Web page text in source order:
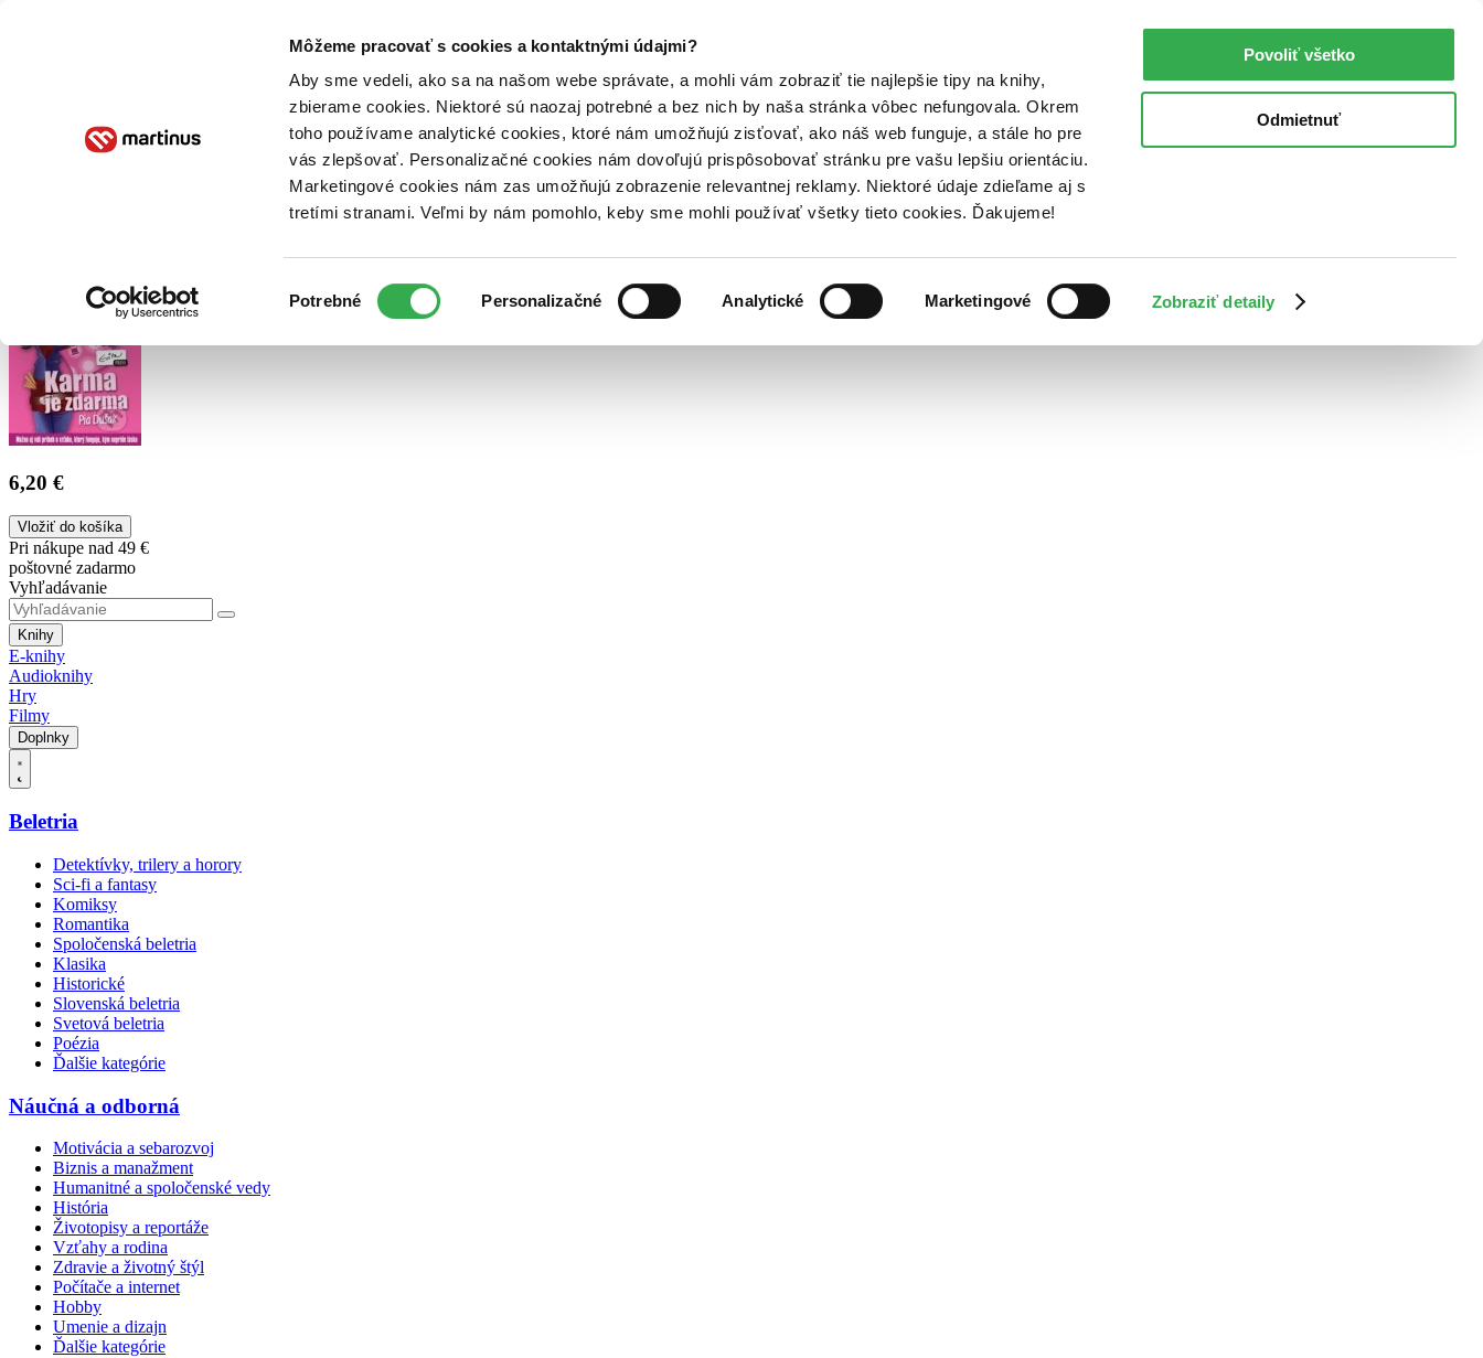
Môžeme pracovať s cookies a kontaktnými údajmi?
Aby sme vedeli, ako sa na našom webe správate, a mohli vám zobraziť tie najlepšie tipy na knihy,
zbierame cookies. Niektoré sú naozaj potrebné a bez nich by naša stránka vôbec nefungovala. Okrem
toho používame analytické cookies, ktoré nám umožňujú zisťovať, ako náš web funguje, a stále ho pre
vás zlepšovať. Personalizačné cookies nám dovoľujú prispôsobovať stránku pre vašu lepšiu orientáciu.
Marketingové cookies nám zas umožňujú zobrazenie relevantnej reklamy. Niektoré údaje zdieľame aj s
tretími stranami. Veľmi by nám pomohlo, keby sme mohli používať všetky tieto cookies. Ďakujeme!
súhlasu
Potrebné Personalizačné Analytické Marketingové Zobraziť detaily
Povoliť všetko
Odmietnuť
Poukážky Kontakt
6,20 €
Vložiť do košíka
Pri nákupe nad 49 €
poštovné zadarmo
Vyhľadávanie
Knihy
E-knihy
Audioknihy
Hry
Filmy
Doplnky
Beletria
Detektívky, trilery a horory
Sci-fi a fantasy
Komiksy
Romantika
Spoločenská beletria
Klasika
Historické
Slovenská beletria
Svetová beletria
Poézia
Ďalšie kategórie
Náučná a odborná
Motivácia a sebarozvoj
Biznis a manažment
Humanitné a spoločenské vedy
História
Životopisy a reportáže
Vzťahy a rodina
Zdravie a životný štýl
Počítače a internet
Hobby
Umenie a dizajn
Ďalšie kategórie